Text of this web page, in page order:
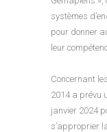
systèmes
pour donner
leur
Concernant
2014 a prévu
janvier 2024
s’approprier